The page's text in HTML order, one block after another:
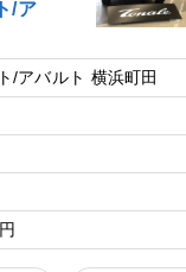
/ア
/アバルト 横浜町田